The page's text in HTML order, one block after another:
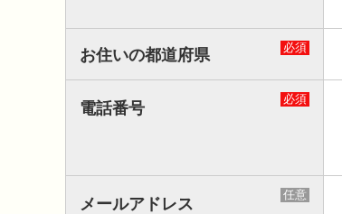
お住いの都道府県 必須
電話番号
必須
メールアドレス
任意